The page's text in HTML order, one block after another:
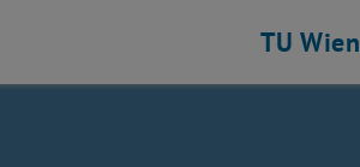
TU Wien